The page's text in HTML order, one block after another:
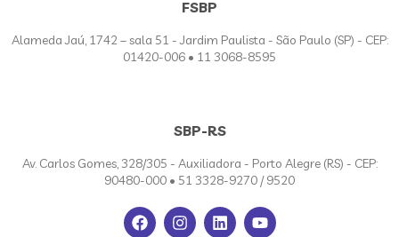
FSBP
Alameda Jaú, 1742 – sala 51 - Jardim Paulista - São Paulo (SP) - CEP:
01420-006 • 11 3068-8595
SBP-RS
Av. Carlos Gomes, 328/305 - Auxiliadora - Porto Alegre (RS) - CEP:
90480-000 • 51 3328-9270 / 9520